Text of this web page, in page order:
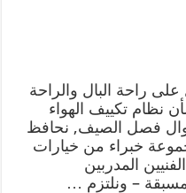
راحة البال والراحة
نظام تكييف الهواء
فصل الصيف, نحافظ
خبراء من خيارات
المدربين
– ونلتزم …